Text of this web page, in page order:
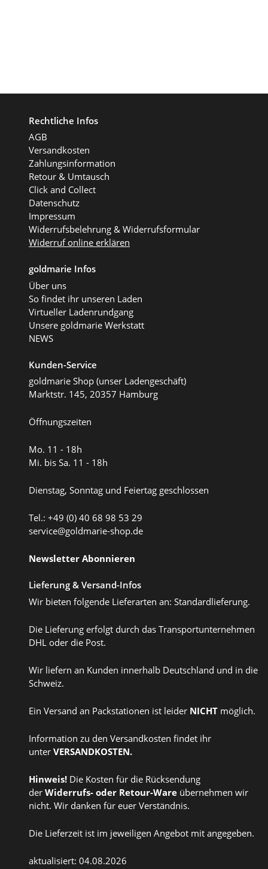
Rechtliche Infos
AGB
Versandkosten
Zahlungsinformation
Retour & Umtausch
Click and Collect
Datenschutz
Impressum
Widerrufsbelehrung & Widerrufsformular
Widerruf online erklären
goldmarie Infos
Über uns
So findet ihr unseren Laden
Virtueller Ladenrundgang
Unsere goldmarie Werkstatt
NEWS
Kunden-Service
goldmarie Shop (unser Ladengeschäft)
Marktstr. 145, 20357 Hamburg
Öffnungszeiten
Mo. 11 - 18h
Mi. bis Sa. 11 - 18h
Dienstag, Sonntag und Feiertag geschlossen
Tel.: +49 (0) 40 68 98 53 29
service@goldmarie-shop.de
Newsletter Abonnieren
Lieferung & Versand-Infos
Wir bieten folgende Lieferarten an: Standardlieferung.
Die Lieferung erfolgt durch das Transportunternehmen
DHL oder die Post.
Wir liefern an Kunden innerhalb Deutschland und in die
Schweiz.
Ein Versand an Packstationen ist leider NICHT möglich.
Information zu den Versandkosten findet ihr
unter VERSANDKOSTEN.
Hinweis! Die Kosten für die Rücksendung
der Widerrufs- oder Retour-Ware übernehmen wir
nicht. Wir danken für euer Verständnis.
Die Lieferzeit ist im jeweiligen Angebot mit angegeben.
aktualisiert: 04.08.2026